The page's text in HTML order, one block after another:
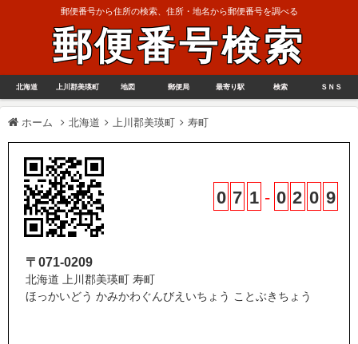
郵便番号から住所の検索、住所・地名から郵便番号を調べる
郵便番号検索
北海道 上川郡美瑛町 地図 郵便局 最寄り駅 検索 ＳＮＳ
ホーム 北海道 上川郡美瑛町 寿町
0 7 1 - 0 2 0 9
〒071-0209
北海道 上川郡美瑛町 寿町
ほっかいどう かみかわぐんびえいちょう ことぶきちょう